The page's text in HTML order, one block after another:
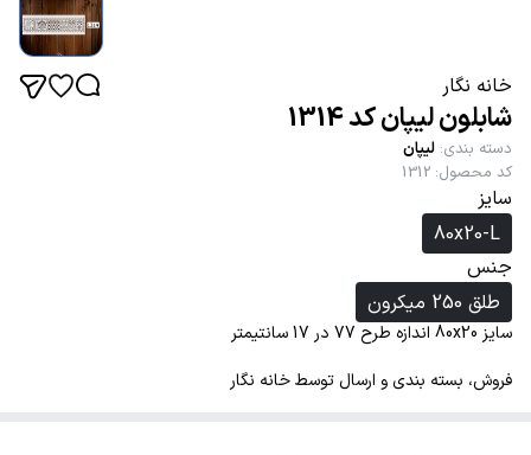
خانه نگار
شابلون لیپان کد 1314
دسته بندی: لیپان
کد محصول:
1312
سایز
80x20-L
جنس
طلق 250 میکرون
سایز 80x20 اندازه طرح 77 در 17 سانتیمتر
فروش، بسته بندی و ارسال توسط خانه نگار